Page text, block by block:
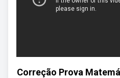
Correção Prova